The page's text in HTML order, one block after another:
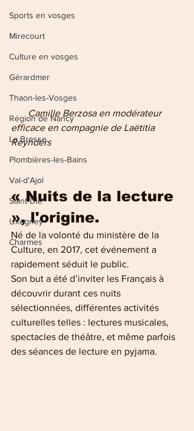
Sports en vosges
Mirecourt
Culture en vosges
Gérardmer
Thaon-les-Vosges
Région de Nancy
La Bresse
Plombières-les-Bains
Val-d'Ajol
Saint-Dié
Uxegney
Charmes
       Camille Berzosa en modérateur
efficace en compagnie de Laëtitia
Reynders
« Nuits de la lecture
», l'origine.
Né de la volonté du ministère de la
Culture, en 2017, cet événement a
rapidement séduit le public.
Son but a été d’inviter les Français à
découvrir durant ces nuits
sélectionnées, différentes activités
culturelles telles : lectures musicales,
spectacles de théâtre, et même parfois
des séances de lecture en pyjama.